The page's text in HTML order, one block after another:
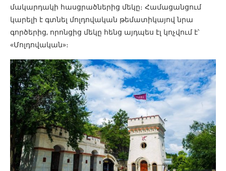
մակարդակի հասցրածներից մեկը։ Համացանցում
կարելի է գտնել մոլդովական թեմատիկայով նրա
գործերից, որոնցից մեկը հենց այդպես էլ կոչվում է՝
«Մոլդովական»։